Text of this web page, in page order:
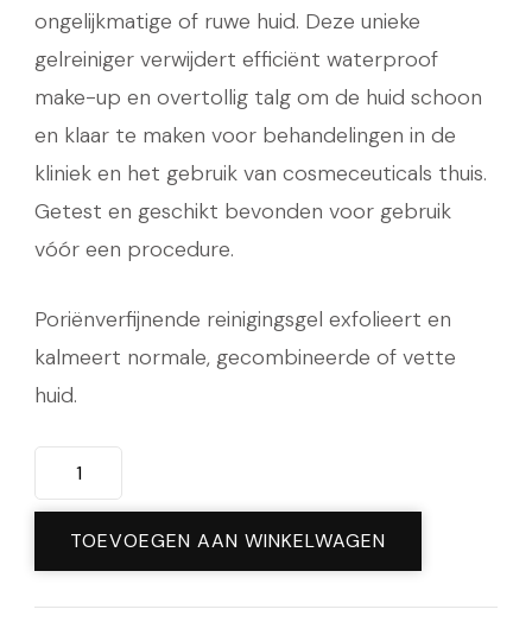
ongelijkmatige of ruwe huid. Deze unieke
gelreiniger verwijdert efficiënt waterproof
make-up en overtollig talg om de huid schoon
en klaar te maken voor behandelingen in de
kliniek en het gebruik van cosmeceuticals thuis.
Getest en geschikt bevonden voor gebruik
vóór een procedure.
Poriënverfijnende reinigingsgel exfolieert en
kalmeert normale, gecombineerde of vette
huid.
Simply
Clean
195ML
aantal
TOEVOEGEN AAN WINKELWAGEN